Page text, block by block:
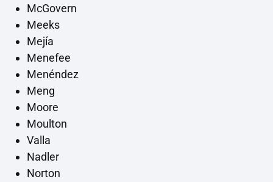
McGovern
Meeks
Mejía
Menefee
Menéndez
Meng
Moore
Moulton
Valla
Nadler
Norton